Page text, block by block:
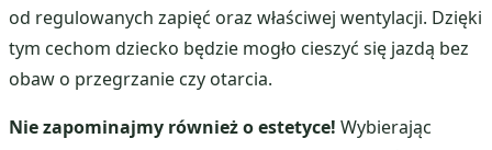
od regulowanych zapięć oraz właściwej wentylacji. Dzięki
tym cechom dziecko będzie mogło cieszyć się jazdą bez
obaw o przegrzanie czy otarcia.
Nie zapominajmy również o estetyce! Wybierając